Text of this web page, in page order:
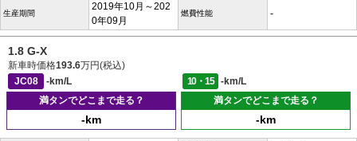
生産期間
2019年10月～202
0年09月
燃費性能 -
1.8 G-X
新車時価格193.6万円(税込)
JC08
-km/L 10・15
-km/L
満タンでどこまで走る？
-km
満タンでどこまで走る？
-km